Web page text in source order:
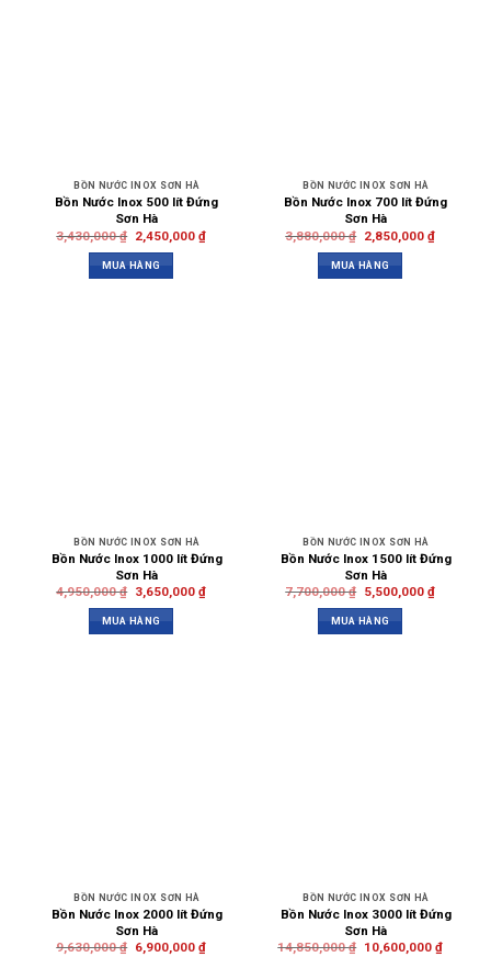
BỒN NƯỚC INOX SƠN HÀ
Bồn Nước Inox 500 lít Đứng
Sơn Hà
3,430,000₫ 2,450,000 ₫
MUA HÀNG
BỒN NƯỚC INOX SƠN HÀ
Bồn Nước Inox 700 lít Đứng
Sơn Hà
3,880,000₫ 2,850,000 ₫
MUA HÀNG
BỒN NƯỚC INOX SƠN HÀ
Bồn Nước Inox 1000 lít Đứng
Sơn Hà
4,950,000₫ 3,650,000 ₫
MUA HÀNG
BỒN NƯỚC INOX SƠN HÀ
Bồn Nước Inox 1500 lít Đứng
Sơn Hà
7,700,000₫ 5,500,000 ₫
MUA HÀNG
BỒN NƯỚC INOX SƠN HÀ
Bồn Nước Inox 2000 lít Đứng
Sơn Hà
9,630,000₫ 6,900,000 ₫
BỒN NƯỚC INOX SƠN HÀ
Bồn Nước Inox 3000 lít Đứng
Sơn Hà
14,850,000₫ 10,600,000 ₫